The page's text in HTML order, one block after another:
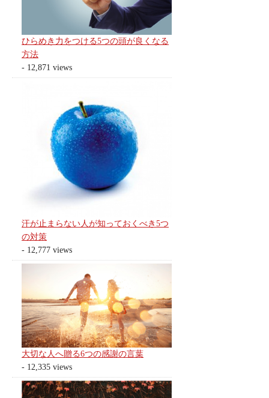
ひらめき力をつける5つの頭が良くなる
方法
- 12,871 views
汗が止まらない人が知っておくべき5つ
の対策
- 12,777 views
大切な人へ贈る6つの感謝の言葉
- 12,335 views